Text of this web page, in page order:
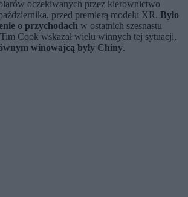
oczekiwanych przez kierownictwo
przed premierą modelu XR. Było
o przychodach w ostatnich szesnastu
Cook wskazał wielu winnych tej sytuacji,
winowajcą były Chiny.